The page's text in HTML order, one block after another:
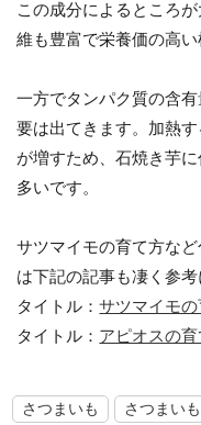
この成分によるところ
維も豊富で栄養価の高い
一方でタンパク質の含
要は出てきます。加熱
が増すため、石焼き芋
多いです。
サツマイモの育て方な
は下記の記事も凄く参
タイトル：サツマイモ
タイトル： アピオスの
さつまいも さつまい